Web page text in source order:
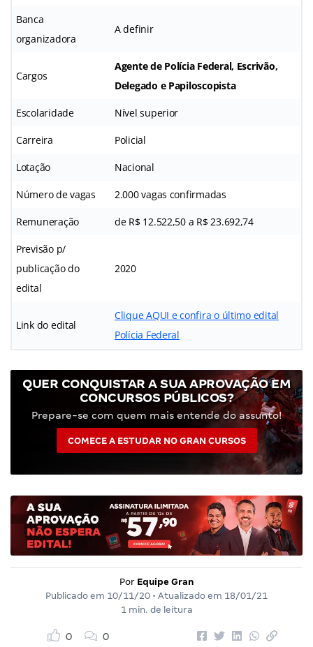
Banca
organizadora
A definir
Cargos
Agente de Polícia Federal, Escrivão,
Delegado e Papiloscopista
Escolaridade Nível superior
Carreira Policial
Lotação Nacional
Número de vagas 2.000 vagas confirmadas
Remuneração de R$ 12.522,50 a R$ 23.692,74
Previsão p/
publicação do
edital
2020
Link do edital
Clique AQUI e confira o último edital
Polícia Federal
QUER CONQUISTAR A SUA APROVAÇÃO EM
CONCURSOS PÚBLICOS?
Prepare-se com quem mais entende do assunto!
COMECE A ESTUDAR NO GRAN CURSOS
Por Equipe Gran
Publicado em 10/11/20 • Atualizado em 18/01/21
1 min. de leitura
0 0